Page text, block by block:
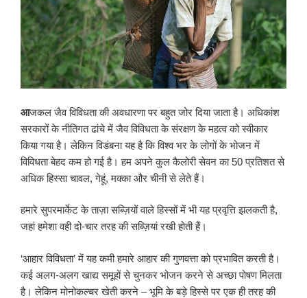
आजकल जैव विविधता की अवधारणा पर बहुत जोर दिया जाता है। अधिकांश
सरकारों के नीतिगत ढांचे में जैव विविधता के संरक्षण के महत्व को स्वीकार
किया गया है। लेकिन विडंबना यह है कि विश्व भर के लोगों के भोजन में
विविधता बेहद कम हो गई है। हम अपने कुल कैलोरी सेवन का 50 प्रतिशत से
अधिक हिस्सा चावल, गेहूं, मक्का और चीनी से लेते हैं।
हमारे सुपरमार्केट के ताज़ा सब्ज़ियों वाले हिस्सों में भी यह प्रवृत्ति झलकती है,
जहां हमेशा वही दो-चार तरह की सब्ज़ियां रखी होती हैं।
‘आहार विविधता’ में यह कमी हमारे आहार की गुणवत्ता को प्रभावित करती है।
कई अलग-अलग खाद्य समूहों से चुनकर भोजन करने से अच्छा पोषण मिलता
है। लेकिन मोनोकल्चर खेती करने – भूमि के बड़े हिस्से पर एक ही तरह की